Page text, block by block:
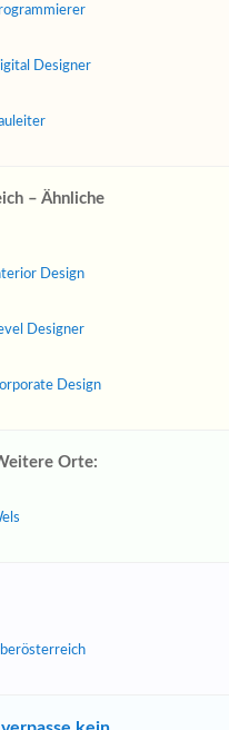
Designer
– Ähnliche
Design
Designer
Design
Orte: